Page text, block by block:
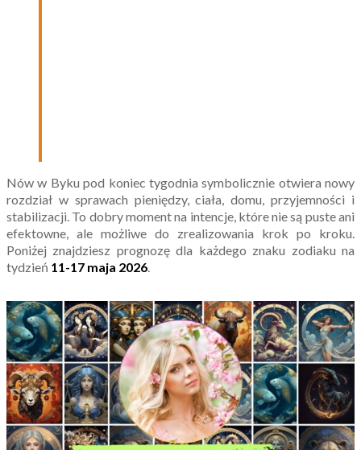
Nów w Byku pod koniec tygodnia symbolicznie otwiera nowy
rozdział w sprawach pieniędzy, ciała, domu, przyjemności i
stabilizacji. To dobry moment na intencje, które nie są puste ani
efektowne, ale możliwe do zrealizowania krok po kroku.
Poniżej znajdziesz prognozę dla każdego znaku zodiaku na
tydzień 11-17 maja 2026.